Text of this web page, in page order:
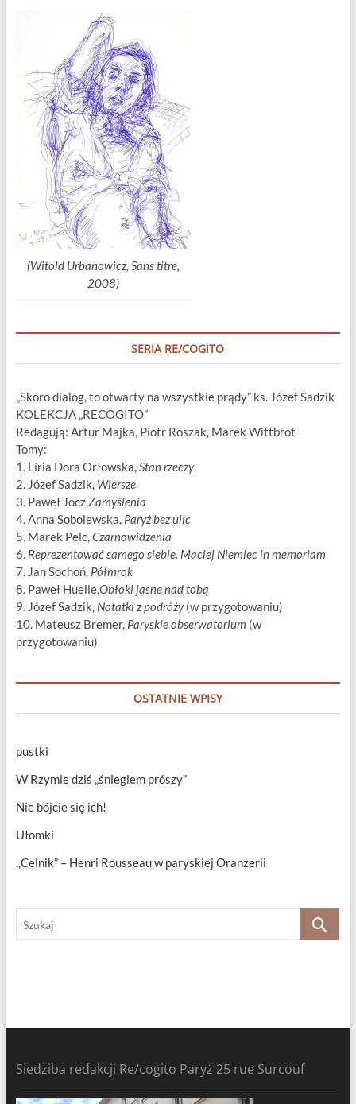
(Witold Urbanowicz, Sans titre,
2008)
SERIA RE/COGITO
„Skoro dialog, to otwarty na wszystkie prądy” ks. Józef Sadzik
KOLEKCJA „RECOGITO”
Redagują: Artur Majka, Piotr Roszak, Marek Wittbrot
Tomy:
1. Líria Dora Orłowska,Stan rzeczy
2. Józef Sadzik, Wiersze
3. Paweł Jocz,Zamyślenia
4. Anna Sobolewska, Paryż bez ulic
5. Marek Pelc,Czarnowidzenia
6. Reprezentować samego siebie. Maciej Niemiec in memoriam
7. Jan Sochoń, Półmrok
8. Paweł Huelle,Obłoki jasne nad tobą
9. Józef Sadzik, Notatki z podróży(w przygotowaniu)
10. Mateusz Bremer, Paryskie obserwatorium (w
przygotowaniu)
OSTATNIE WPISY
pustki
W Rzymie dziś „śniegiem prószy”
Nie bójcie się ich!
Ułomki
,,Celnik” – Henri Rousseau w paryskiej Oranżerii
Szukaj
Siedziba redakcji Re/cogito Paryż 25 rue Surcouf